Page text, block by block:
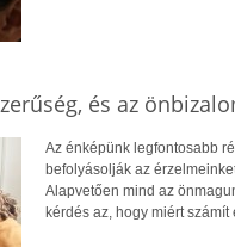
és az
Az énképünk legfontosabb
befolyásolják az
Alapvetően mind az
kérdés az, hogy miért